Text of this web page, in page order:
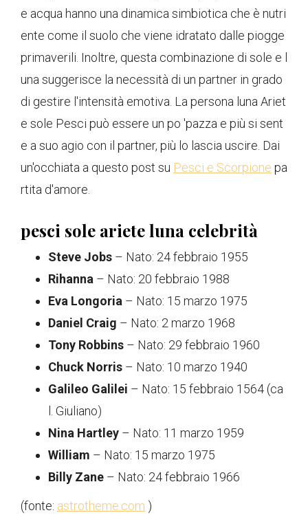
e acqua hanno una dinamica simbiotica che è nutri
ente come il suolo che viene idratato dalle piogge
primaverili. Inoltre, questa combinazione di sole e l
una suggerisce la necessità di un partner in grado
di gestire l'intensità emotiva. La persona luna Ariet
e sole Pesci può essere un po 'pazza e più si sent
e a suo agio con il partner, più lo lascia uscire. Dai
un'occhiata a questo post su Pesci e Scorpione pa
rtita d'amore.
pesci sole ariete luna celebrità
Steve Jobs – Nato: 24 febbraio 1955
Rihanna – Nato: 20 febbraio 1988
Eva Longoria – Nato: 15 marzo 1975
Daniel Craig – Nato: 2 marzo 1968
Tony Robbins – Nato: 29 febbraio 1960
Chuck Norris – Nato: 10 marzo 1940
Galileo Galilei – Nato: 15 febbraio 1564 (ca
l. Giuliano)
Nina Hartley – Nato: 11 marzo 1959
William – Nato: 15 marzo 1975
Billy Zane – Nato: 24 febbraio 1966
(fonte: astrotheme.com )